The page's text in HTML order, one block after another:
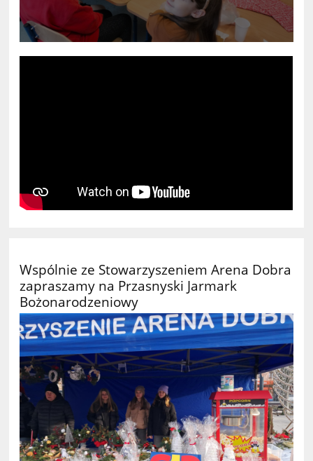
Wspólnie ze Stowarzyszeniem Arena Dobra
zapraszamy na Przasnyski Jarmark
Bożonarodzeniowy